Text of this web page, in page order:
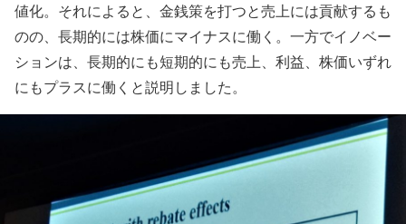
値化。それによると、金銭策を打つと売上には貢献するも
のの、長期的には株価にマイナスに働く。一方でイノベー
ションは、長期的にも短期的にも売上、利益、株価いずれ
にもプラスに働くと説明しました。